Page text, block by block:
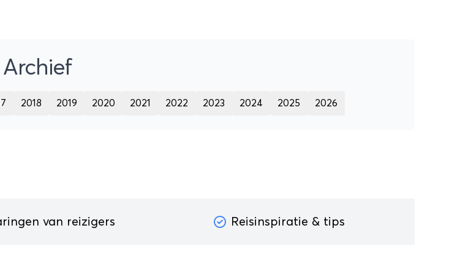
Archief
2018 2019 2020 2021 2022 2023 2024 2025 2026
van reizigers Reisinspiratie & tips